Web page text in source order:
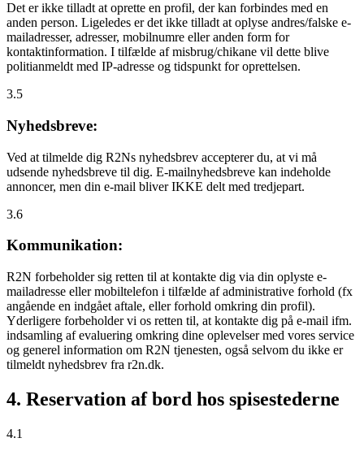
Det er ikke tilladt at oprette en profil, der kan forbindes med en
anden person. Ligeledes er det ikke tilladt at oplyse andres/falske e-
mailadresser, adresser, mobilnumre eller anden form for
kontaktinformation. I tilfælde af misbrug/chikane vil dette blive
politianmeldt med IP-adresse og tidspunkt for oprettelsen.
3.5
Nyhedsbreve:
Ved at tilmelde dig R2Ns nyhedsbrev accepterer du, at vi må
udsende nyhedsbreve til dig. E-mailnyhedsbreve kan indeholde
annoncer, men din e-mail bliver IKKE delt med tredjepart.
3.6
Kommunikation:
R2N forbeholder sig retten til at kontakte dig via din oplyste e-
mailadresse eller mobiltelefon i tilfælde af administrative forhold (fx
angående en indgået aftale, eller forhold omkring din profil).
Yderligere forbeholder vi os retten til, at kontakte dig på e-mail ifm.
indsamling af evaluering omkring dine oplevelser med vores service
og generel information om R2N tjenesten, også selvom du ikke er
tilmeldt nyhedsbrev fra r2n.dk.
4. Reservation af bord hos spisestederne
4.1